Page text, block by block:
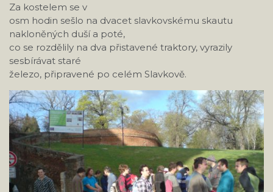
TÁBORY
Za kostelem se v
osm hodin sešlo na dvacet slavkovskému skautu
nakloněných duší a poté,
co se rozdělily na dva přistavené traktory, vyrazily
sesbírávat staré
železo, připravené po celém Slavkově.